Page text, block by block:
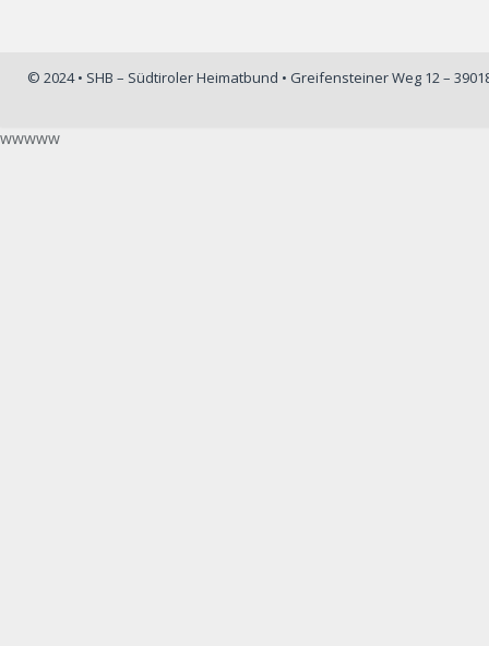
© 2024 • SHB – Südtiroler Heimatbund • Greifensteiner Weg 12 –
wwwww